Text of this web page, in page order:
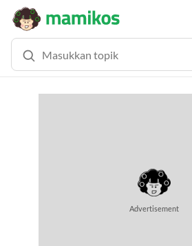
Advertisement